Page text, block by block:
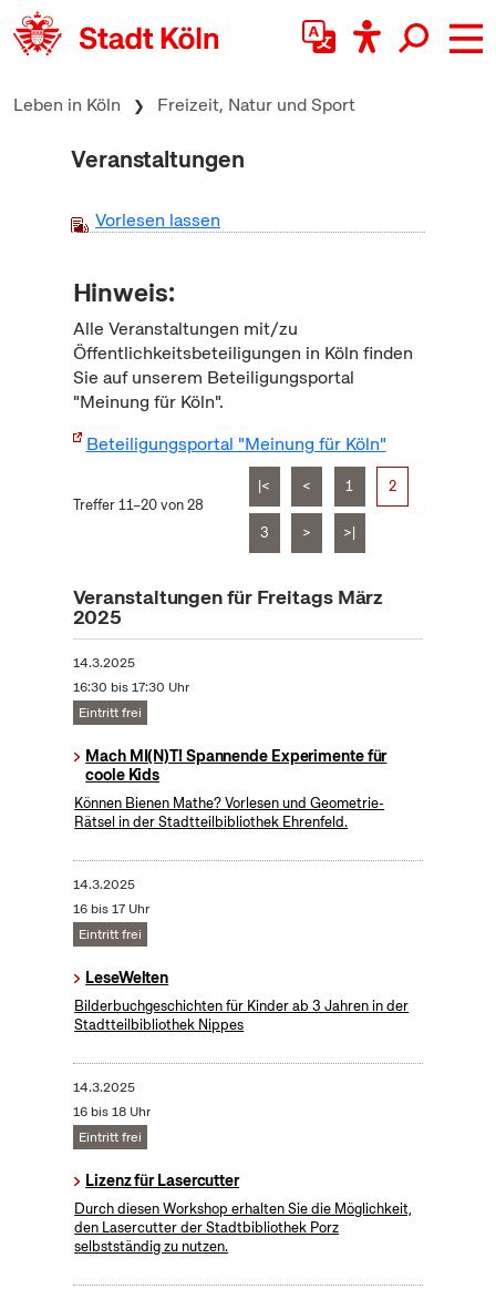
zum Inhalt springen
Leben in Köln Freizeit, Natur und Sport
Veranstaltungen
Vorlesen lassen
Hinweis:
Alle Veranstaltungen mit/zu
Öffentlichkeitsbeteiligungen in Köln finden
Sie auf unserem Beteiligungsportal
"Meinung für Köln".
Beteiligungsportal "Meinung für Köln"
Treffer 11–20 von 28
|< < 1 2
3 > >|
Veranstaltungen für Freitags März
2025
14.3.2025
16:30 bis 17:30 Uhr
Eintritt frei
Mach MI(N)T! Spannende Experimente für
coole Kids
Können Bienen Mathe? Vorlesen und Geometrie-
Rätsel in der Stadtteilbibliothek Ehrenfeld.
14.3.2025
16 bis 17 Uhr
Eintritt frei
LeseWelten
Bilderbuchgeschichten für Kinder ab 3 Jahren in der
Stadtteilbibliothek Nippes
14.3.2025
16 bis 18 Uhr
Eintritt frei
Lizenz für Lasercutter
Durch diesen Workshop erhalten Sie die Möglichkeit,
den Lasercutter der Stadtbibliothek Porz
selbstständig zu nutzen.